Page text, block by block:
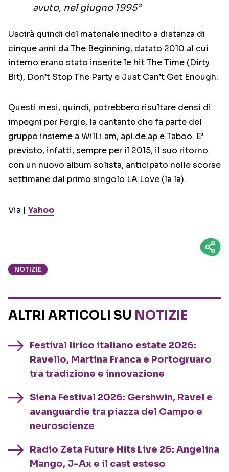
avuto, nel giugno 1995”
Uscirà quindi del materiale inedito a distanza di
cinque anni da The Beginning, datato 2010 al cui
interno erano stato inserite le hit The Time (Dirty
Bit), Don’t Stop The Party e Just Can’t Get Enough.
Questi mesi, quindi, potrebbero risultare densi di
impegni per Fergie, la cantante che fa parte del
gruppo insieme a Will.i.am, apl.de.ap e Taboo. E’
previsto, infatti, sempre per il 2015, il suo ritorno
con un nuovo album solista, anticipato nelle scorse
settimane dal primo singolo LA Love (la la).
Via | Yahoo
NOTIZIE
ALTRI ARTICOLI SU NOTIZIE
Festival lirico italiano estate 2026:
Ravello, Martina Franca e Portogruaro
tra tradizione e innovazione
Siena Festival 2026: Gershwin, Ravel e
avanguardie tra piazza del Campo e
neuroscienze
Radio Zeta Future Hits Live 26: Angelina
Mango, J-Ax e il cast esteso